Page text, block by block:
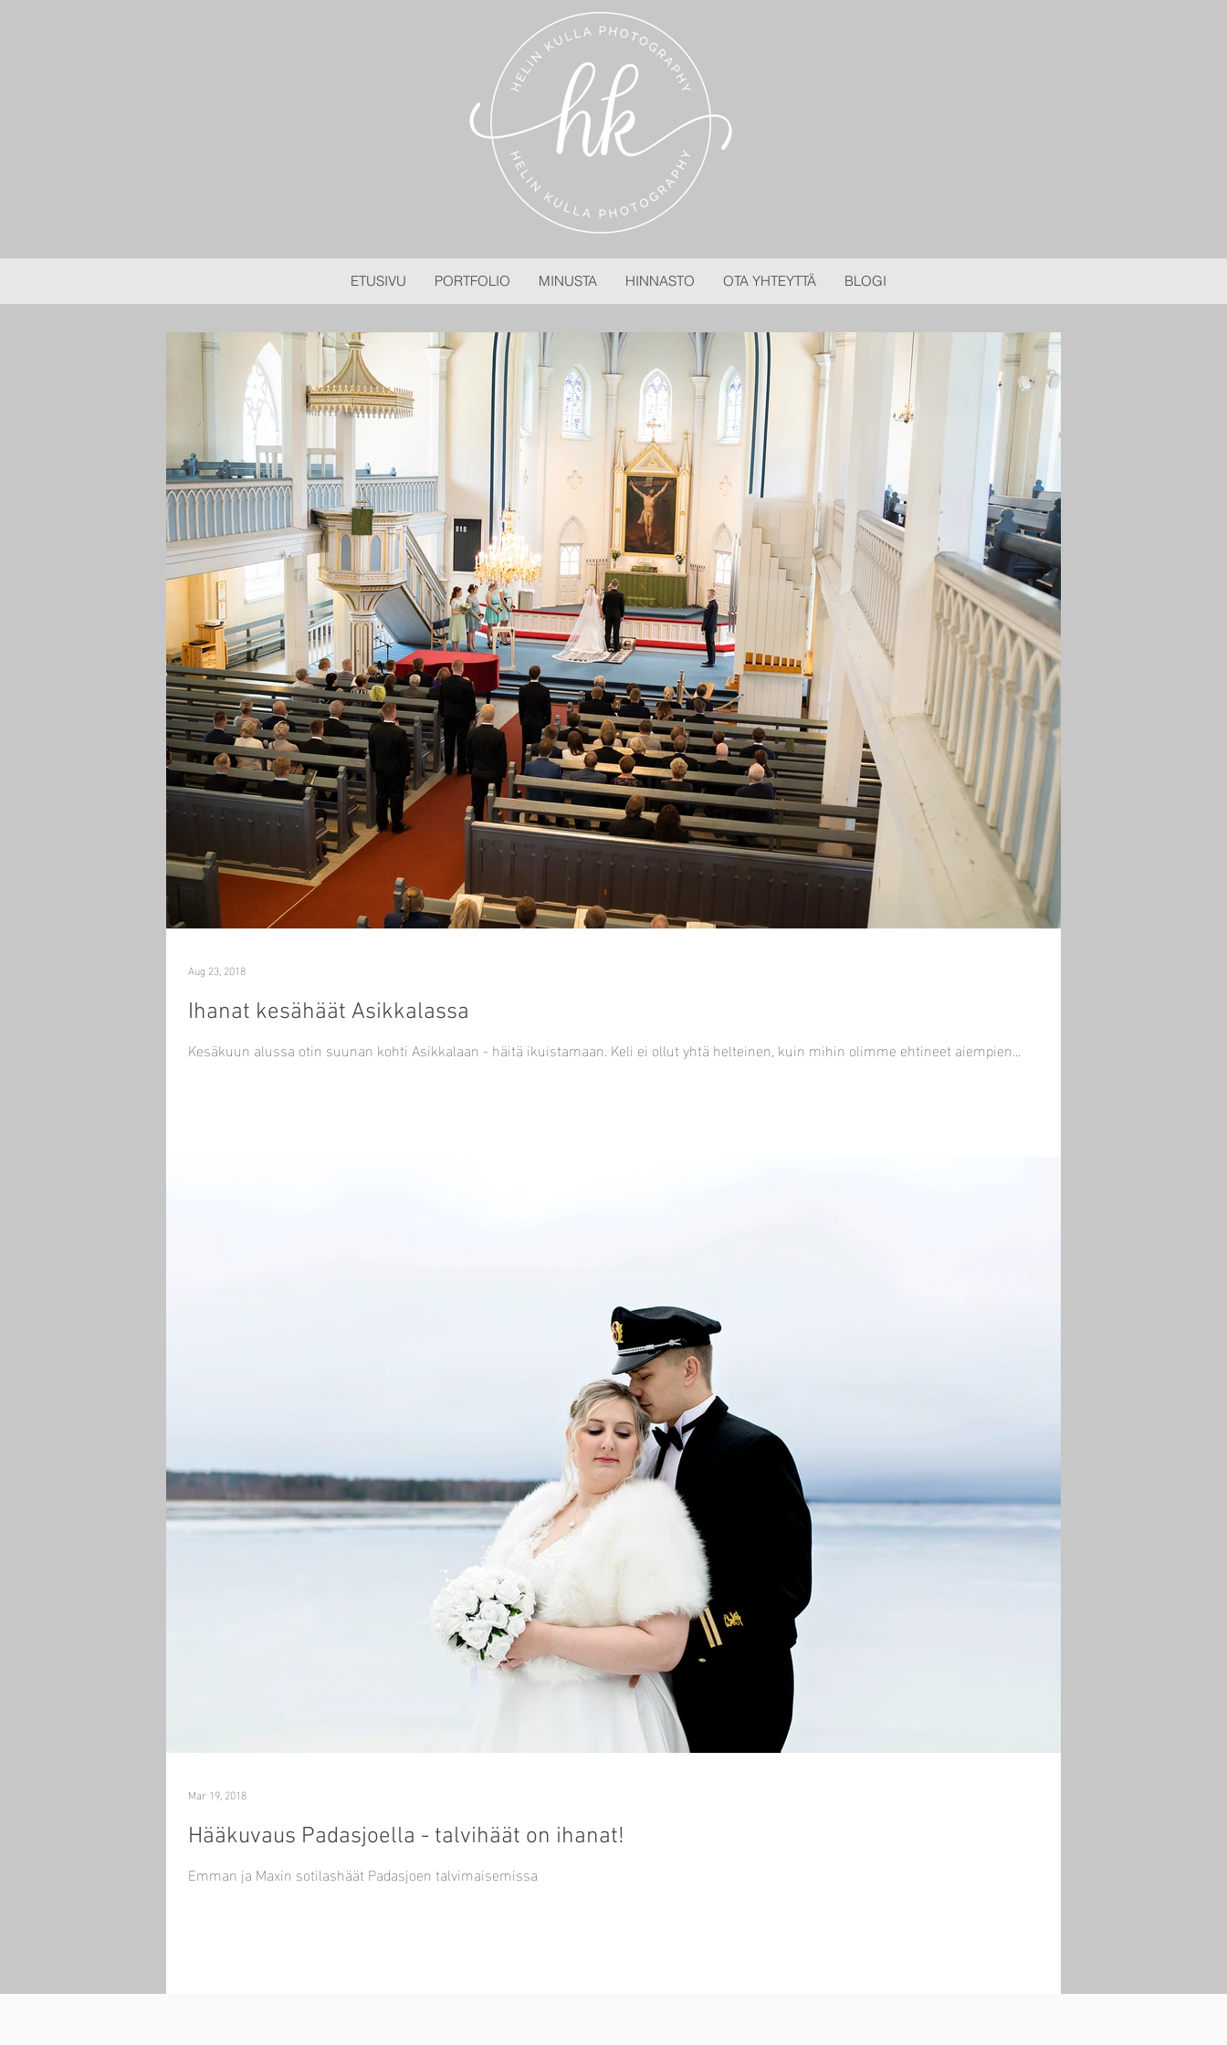
ETUSIVU PORTFOLIO MINUSTA HINNASTO OTA YHTEYTTÄ BLOGI
Ihanat kesähäät Asikkalassa
Kesäkuun alussa otin suunan kohti Asikkalaan - häitä ikuistamaan. Keli ei ollut yhtä helteinen, kuin mihin olimme ehtineet aiempien...
Aug 23, 2018
Hääkuvaus Padasjoella - talvihäät on ihanat!
Emman ja Maxin sotilashäät Padasjoen talvimaisemissa
Mar 19, 2018